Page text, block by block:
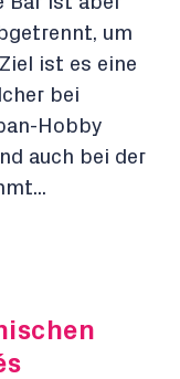
um
ist es eine
bei
Hobby
auch bei der